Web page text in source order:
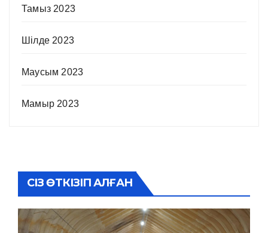
Тамыз 2023
Шілде 2023
Маусым 2023
Мамыр 2023
СІЗ ӨТКІЗІП АЛҒАН